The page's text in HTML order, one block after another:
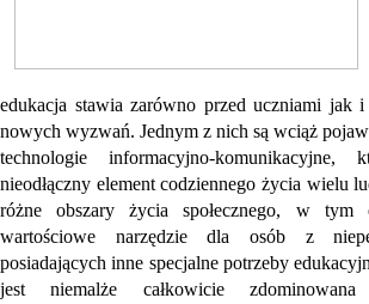
edukacja stawia zarówno przed uczniami jak i
nowych wyzwań. Jednym z nich są wciąż
technologie informacyjno-komunikacyjne,
nieodłączny element codziennego życia wielu
różne obszary życia społecznego, w tym
wartościowe narzędzie dla osób z
posiadających inne specjalne potrzeby
jest niemalże całkowicie